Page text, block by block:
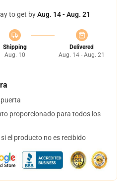
to get byAug. 14 - Aug. 21
Shipping
Aug. 10
Delivered
Aug. 14 - Aug. 21
proporcionado para todos los
el producto no es recibido